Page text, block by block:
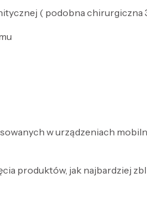
( podobna chirurgiczna
w urządzeniach
produktów, jak najbardziej